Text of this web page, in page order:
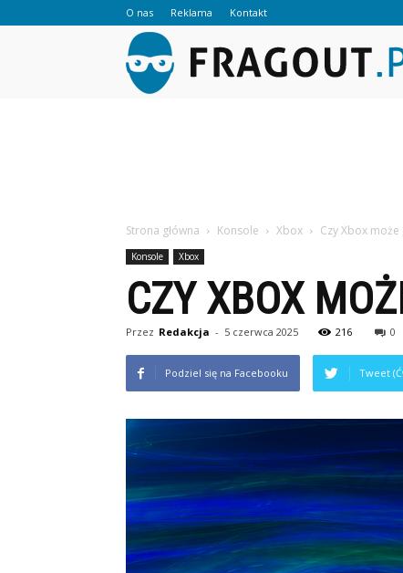
O nas Reklama Kontakt
Strona główna Konsole Xbox Czy Xbox może
Konsole Xbox
CZY XBOX
Przez Redakcja - 5 czerwca 2025 216 0
Podziel się na Facebooku Tweet